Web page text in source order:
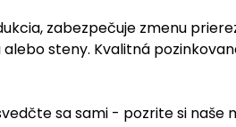
zabezpečuje zmenu
steny. Kvalitná
sa sami - pozrite si naše